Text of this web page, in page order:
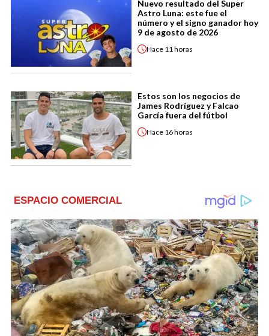
Nuevo resultado del Super
Astro Luna: este fue el
número y el signo ganador hoy
9 de agosto de 2026
Hace 11 horas
Estos son los negocios de
James Rodríguez y Falcao
García fuera del fútbol
Hace 16 horas